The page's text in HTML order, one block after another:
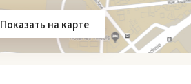
Показать на карте